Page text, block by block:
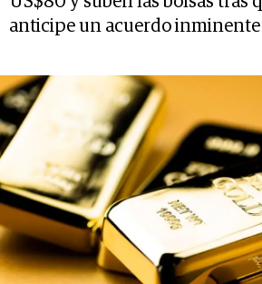
anticipe un acuerdo